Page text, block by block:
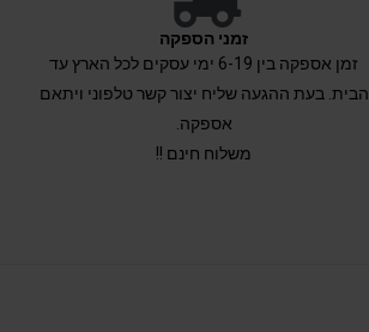
זמני הספקה
זמן אספקה בין 6-19 ימי עסקים לכל הארץ עד
הבית. בעת ההגעה שליח יצור קשר טלפוני ויתאם
אספקה.
משלוח חינם !!